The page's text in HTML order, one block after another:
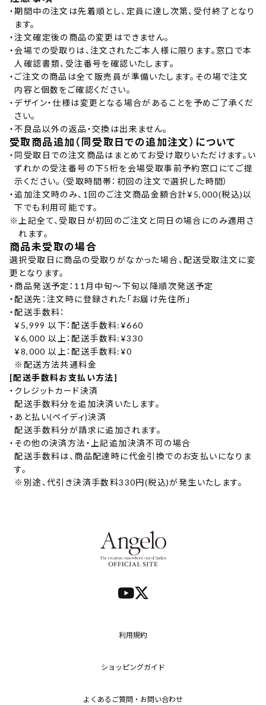
・期間中の注文は先着順とし、定員に達し次第、受付終了となり
ます。
・注文確定後の商品の変更はできません。
・ 会場での受取りは、注文されたご本人様に限ります。窓口で本
人確認書類、受注番号を確認いたします。
・ ご注文の商品は全て販売員が準備いたします。その場で注文
内容と個数をご確認ください。
・ デザイン・仕様は変更となる場合があることを予めご了承くだ
さい。
・不良品以外の返品・交換は出来ません。
受取商品追加（同受取日での追加注文）について
・ 同受取日での注文商品はまとめてお受け取りいただけます。い
ずれかの受注番号の下5桁を会場受取事前予約窓口にてご提
示ください。（受取時間帯：初回の注文で選択した時間）
・ 追加注文時のみ、1回のご注文商品金額合計¥5,000(税込)以
下でも利用可能です。
※ 上記全て、受取日が初回のご注文と同日の場合にのみ適用さ
れます。
商品未受取の場合
選択受取日に商品の受取りがなかった場合、配送受取注文に変
更となります。
・ 商品発送予定：11月中旬〜下旬以降順次発送予定
・配送先：注文時に登録された「お届け先住所」
・配送手数料：
¥5,999 以下：配送手数料:¥660
¥6,000 以上：配送手数料:¥330
¥8,000 以上：配送手数料:¥0
※配送方法共通料金
[配送手数料お支払い方法]
・ クレジットカード決済
配送手数料分を追加決済いたします。
・ あと払い(ペイディ)決済
配送手数料分が請求に追加されます。
・ その他の決済方法・上記追加決済不可の場合
配送手数料は、商品配達時に代金引換でのお支払いになりま
す。
※別途、代引き決済手数料330円(税込)が発生いたします。
利用規約
ショッピングガイド
よくあるご質問・お問い合わせ